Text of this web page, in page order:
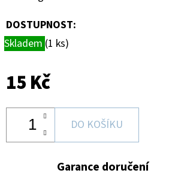
DOSTUPNOST:
Skladem (1 ks)
15 Kč
DO KOŠÍKU
Garance doručení